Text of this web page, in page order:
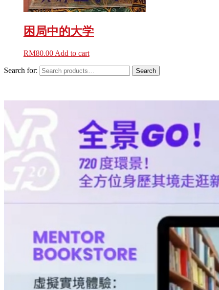
困局中的大学
RM80.00 Add to cart
Search for: Search